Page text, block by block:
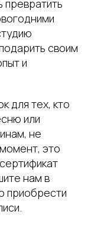
своим
и
для тех, кто
или
не
это
нам в
приобрести